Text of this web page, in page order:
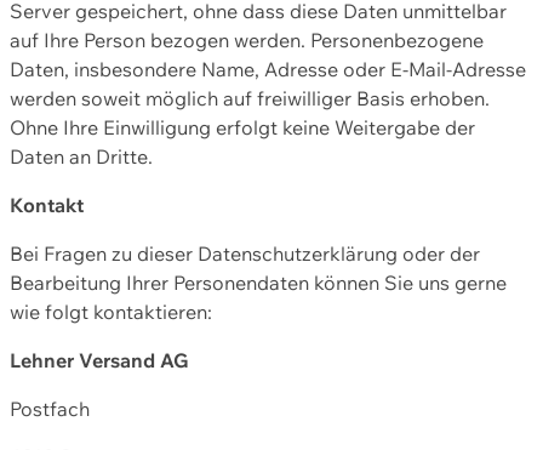
Server gespeichert, ohne dass diese Daten unmittelbar
auf Ihre Person bezogen werden. Personenbezogene
Daten, insbesondere Name, Adresse oder E-Mail-Adresse
werden soweit möglich auf freiwilliger Basis erhoben.
Ohne Ihre Einwilligung erfolgt keine Weitergabe der
Daten an Dritte.
Kontakt
Bei Fragen zu dieser Datenschutzerklärung oder der
Bearbeitung Ihrer Personendaten können Sie uns gerne
wie folgt kontaktieren:
Lehner Versand AG
Postfach